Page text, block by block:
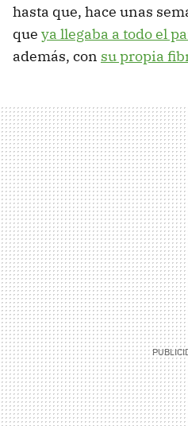
hasta que, hace unas
que ya llegaba a todo el
además, con su propia